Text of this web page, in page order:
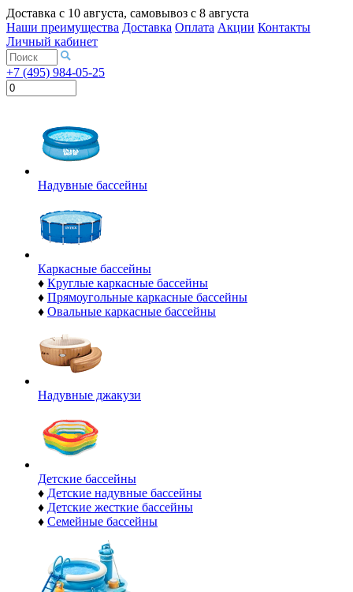
Доставка с 10 августа, самовывоз с 8 августа
Наши преимущества Доставка Оплата Акции Контакты
Личный кабинет
+7 (495) 984-05-25
Надувные бассейны
Каркасные бассейны
♦ Круглые каркасные бассейны
♦ Прямоугольные каркасные бассейны
♦ Овальные каркасные бассейны
Надувные джакузи
Детские бассейны
♦ Детские надувные бассейны
♦ Детские жесткие бассейны
♦ Семейные бассейны